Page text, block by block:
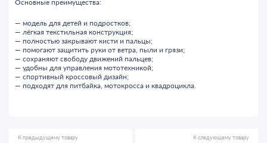
Основные преимущества:
— модель для детей и подростков;
— лёгкая текстильная конструкция;
— полностью закрывают кисти и пальцы;
— помогают защитить руки от ветра, пыли и грязи;
— сохраняют свободу движений пальцев;
— удобны для управления мототехникой;
— спортивный кроссовый дизайн;
— подходят для питбайка, мотокросса и квадроцикла.
К предыдущему товару К следующему товару